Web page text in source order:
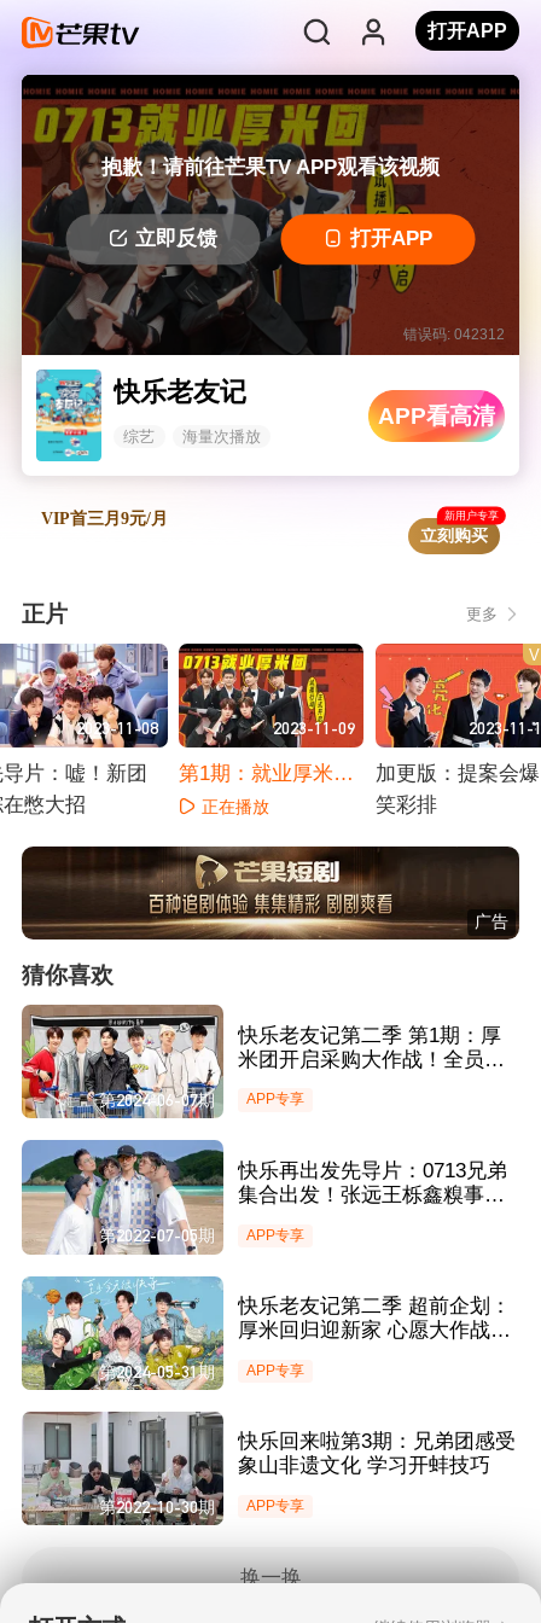
打开APP
抱歉！请前往芒果TV APP观看该视频
立即反馈 打开APP
错误码: 042312
快乐老友记
综艺 海量次播放
APP看高清
VIP首三月9元/月 新用户专享
立刻购买
正片 更多
2023-11-08
片：嘘！新团
憋大招
2023-11-09
第1期：就业厚米团
勇闯芒果TV
正在播放
2023-11-
加更版：提案会爆
笑彩排
广告
猜你喜欢
第2024-06-07期
快乐老友记第二季 第1期：厚
米团开启采购大作战！全员沉
APP专享
第2022-07-05期
快乐再出发先导片：0713兄弟
集合出发！张远王栎鑫糗事大
APP专享
第2024-05-31期
快乐老友记第二季 超前企划：
厚米回归迎新家 心愿大作战惊
APP专享
第2022-10-30期
快乐回来啦第3期：兄弟团感受
象山非遗文化 学习开蚌技巧
APP专享
换一换